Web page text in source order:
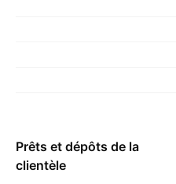
Prêts et dépôts de la
clientèle